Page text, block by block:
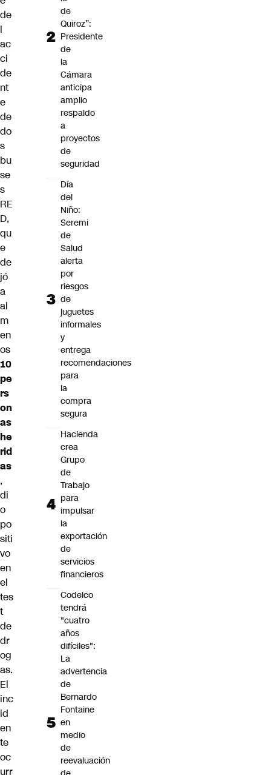
de
l
ac
ci
de
nt
e
de
do
s
bu
se
s
RE
D,
qu
e
de
jó
a
al
m
en
os
10
pe
rs
on
as
he
rid
as
,
di
o
po
siti
vo
en
el
tes
t
de
dr
og
as.
El
inc
id
en
te
oc
urr
de
Quiroz”:
Presidente
de
la
Cámara
anticipa
amplio
respaldo
a
proyectos
de
seguridad
Día
del
Niño:
Seremi
de
Salud
alerta
por
riesgos
de
juguetes
informales
y
entrega
recomendaciones
para
la
compra
segura
Hacienda
crea
Grupo
de
Trabajo
para
impulsar
la
exportación
de
servicios
financieros
Codelco
tendrá
"cuatro
años
difíciles":
La
advertencia
de
Bernardo
Fontaine
en
medio
de
reevaluación